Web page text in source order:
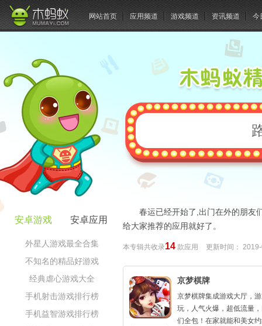
网站首页 应用频道 游戏频道 资讯频道 今
安卓游戏 安卓应用
外星人游戏最全合集
不知名的精品好游戏
经典虐心游戏大全
手机射击游戏排行榜
手机益智游戏排行榜
春运已经开始了,出门在外的朋友
给大家推荐的应用就好了。
本专辑共收录14 款应用 更新时间：
京梦棋牌
京梦棋牌集成游戏大厅，
玩，人气火爆，超低流量
们全包！在家就能和美女